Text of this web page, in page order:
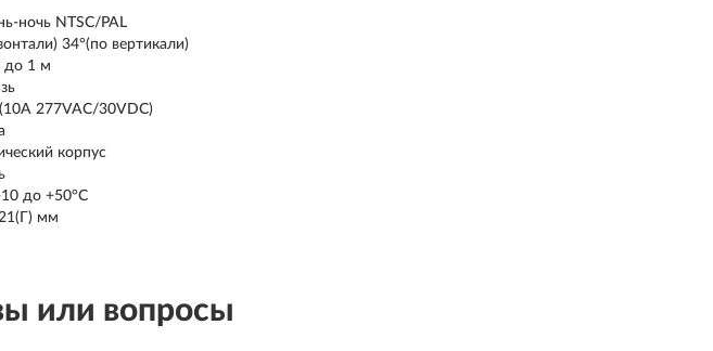
ночь NTSC/PAL
34°(по вертикали)
до 1 м
277VAC/30VDC)
корпус
10 до +50°С
мм
или вопросы